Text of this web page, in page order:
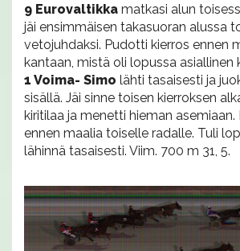
9 Eurovaltikka matkasi alun
jäi ensimmäisen takasuoran alussa
vetojuhdaksi. Pudotti kierros ennen
kantaan, mistä oli lopussa asiallinen
1 Voima- Simo lähti tasaisesti ja
sisällä. Jäi sinne toisen kierroksen
kiritilaa ja menetti hieman asemiaan.
ennen maalia toiselle radalle. Tuli
lähinnä tasaisesti. Viim. 700 m 31, 5.